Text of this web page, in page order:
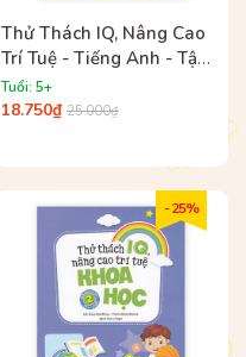
Thử Thách IQ, Nâng Cao
Trí Tuệ - Tiếng Anh - Tập
2
Tuổi: 5+
18.750₫ 25.000₫
- 25%